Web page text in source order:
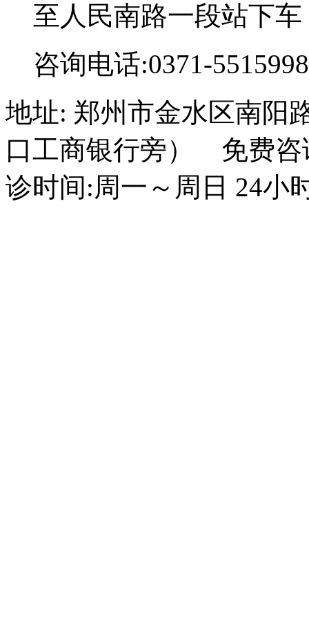
至人民南路一段站下
咨询电话:0371-
地址: 郑州市金水区南阳
口工商银行旁） 免费咨
诊时间:周一～周日 24小